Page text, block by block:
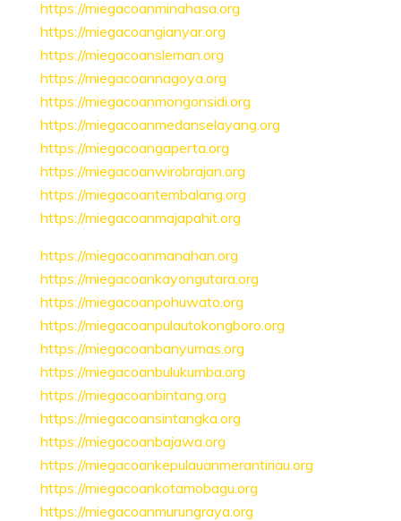
https://miegacoanminahasa.org
https://miegacoangianyar.org
https://miegacoansleman.org
https://miegacoannagoya.org
https://miegacoanmongonsidi.org
https://miegacoanmedanselayang.org
https://miegacoangaperta.org
https://miegacoanwirobrajan.org
https://miegacoantembalang.org
https://miegacoanmajapahit.org
https://miegacoanmanahan.org
https://miegacoankayongutara.org
https://miegacoanpohuwato.org
https://miegacoanpulautokongboro.org
https://miegacoanbanyumas.org
https://miegacoanbulukumba.org
https://miegacoanbintang.org
https://miegacoansintangka.org
https://miegacoanbajawa.org
https://miegacoankepulauanmerantiriau.org
https://miegacoankotamobagu.org
https://miegacoanmurungraya.org